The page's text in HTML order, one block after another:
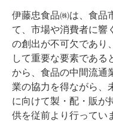
伊藤忠食品㈱は、食品
て、市場や消費者に響
の創出が不可欠であり
して重要な要素である
から、食品の中間流通
業の協力を得ながら、
に向けて製・配・販が
供を従前より行ってい